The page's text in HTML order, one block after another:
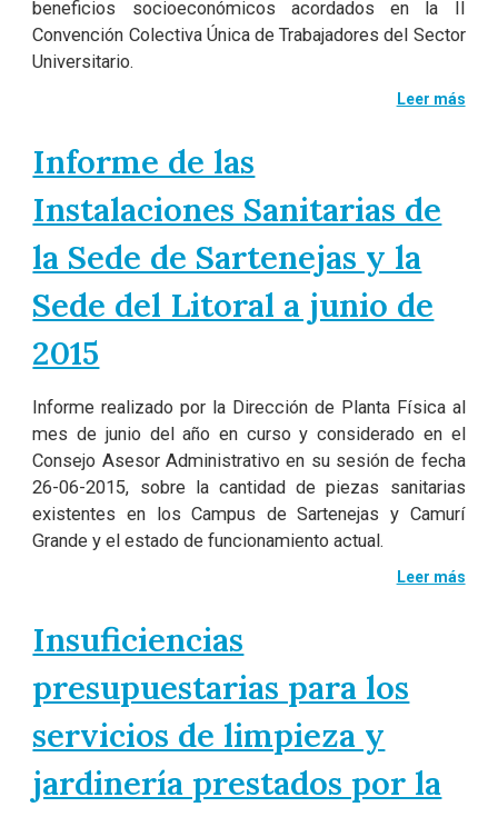
beneficios socioeconómicos acordados en la II
Convención Colectiva Única de Trabajadores del Sector
Universitario.
Leer más
Informe de las
Instalaciones Sanitarias de
la Sede de Sartenejas y la
Sede del Litoral a junio de
2015
Informe realizado por la Dirección de Planta Física al
mes de junio del año en curso y considerado en el
Consejo Asesor Administrativo en su sesión de fecha
26-06-2015, sobre la cantidad de piezas sanitarias
existentes en los Campus de Sartenejas y Camurí
Grande y el estado de funcionamiento actual.
Leer más
Insuficiencias
presupuestarias para los
servicios de limpieza y
jardinería prestados por la